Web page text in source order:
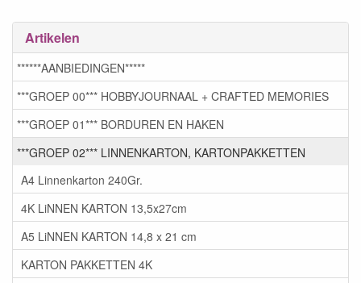
Artikelen
******AANBIEDINGEN*****
***GROEP 00*** HOBBYJOURNAAL + CRAFTED MEMORIES
***GROEP 01*** BORDUREN EN HAKEN
***GROEP 02*** LINNENKARTON, KARTONPAKKETTEN
A4 Linnenkarton 240Gr.
4K LiNNEN KARTON 13,5x27cm
A5 LiNNEN KARTON 14,8 x 21 cm
KARTON PAKKETTEN 4K